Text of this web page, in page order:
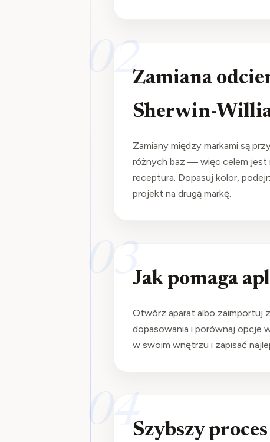
02Zamiana
Sherwin-
Zamiany między markami są
różnych baz — więc celem jest
receptura. Dopasuj kolor,
projekt na drugą markę.
03Jak pomaga
Otwórz aparat albo zaimportuj
dopasowania i porównaj opcje
w swoim wnętrzu i zapisać
04Szybszy